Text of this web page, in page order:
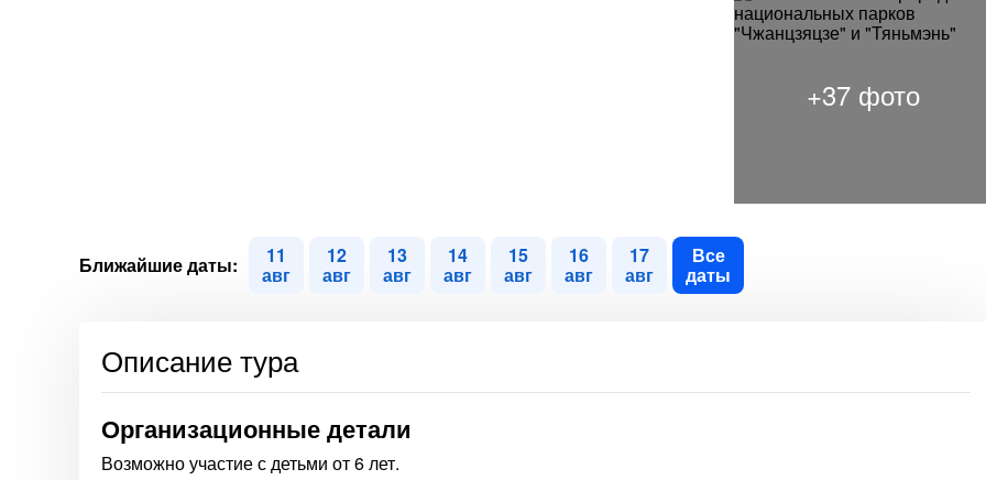
Ближайшие даты: 11
авг
12
авг
13
авг
14
авг
15
авг
16
авг
17
авг
Все
даты
Описание тура
Организационные детали
Возможно участие с детьми от 6 лет.